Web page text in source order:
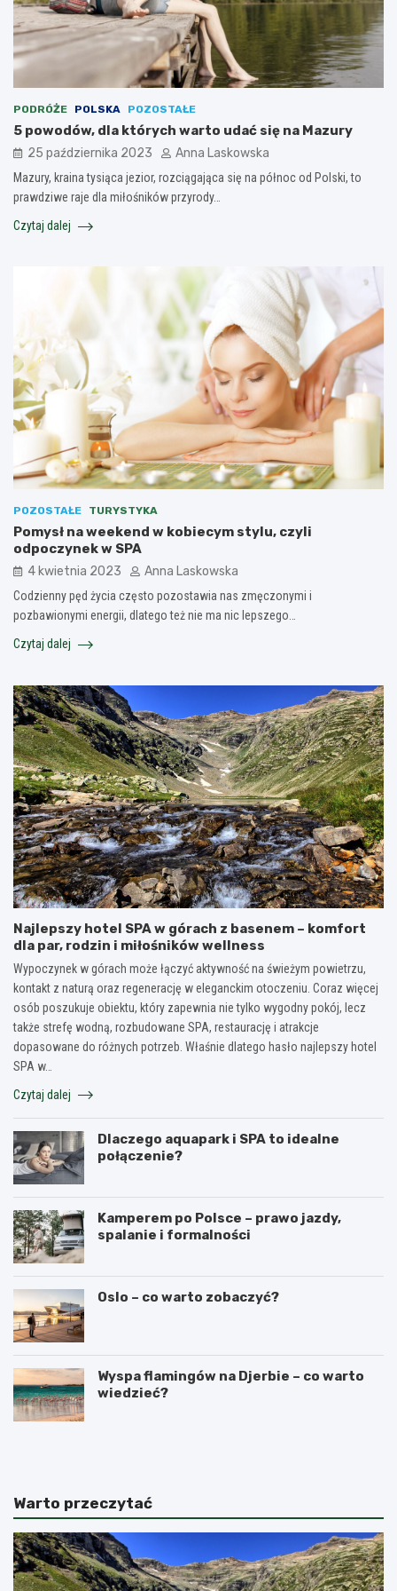
PODRÓŻE POLSKA POZOSTAŁE
5 powodów, dla których warto udać się na Mazury
25 października 2023 Anna Laskowska
Mazury, kraina tysiąca jezior, rozciągająca się na północ od Polski, to
prawdziwe raje dla miłośników przyrody…
Czytaj dalej
POZOSTAŁE TURYSTYKA
Pomysł na weekend w kobiecym stylu, czyli
odpoczynek w SPA
4 kwietnia 2023 Anna Laskowska
Codzienny pęd życia często pozostawia nas zmęczonymi i
pozbawionymi energii, dlatego też nie ma nic lepszego…
Czytaj dalej
Najlepszy hotel SPA w górach z basenem – komfort
dla par, rodzin i miłośników wellness
Wypoczynek w górach może łączyć aktywność na świeżym powietrzu,
kontakt z naturą oraz regenerację w eleganckim otoczeniu. Coraz więcej
osób poszukuje obiektu, który zapewnia nie tylko wygodny pokój, lecz
także strefę wodną, rozbudowane SPA, restaurację i atrakcje
dopasowane do różnych potrzeb. Właśnie dlatego hasło najlepszy hotel
SPA w…
Czytaj dalej
Dlaczego aquapark i SPA to idealne
połączenie?
Kamperem po Polsce – prawo jazdy,
spalanie i formalności
Oslo – co warto zobaczyć?
Wyspa flamingów na Djerbie – co warto
wiedzieć?
N
p
s
z
e
t
e
C
G
i
b
r
a
l
Warto przeczytać